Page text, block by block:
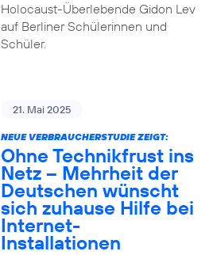
Holocaust-Überlebende Gidon Lev
auf Berliner Schülerinnen und
Schüler.
21. Mai 2025
NEUE VERBRAUCHERSTUDIE ZEIGT:
Ohne Technikfrust ins
Netz – Mehrheit der
Deutschen wünscht
sich zuhause Hilfe bei
Internet-
Installationen